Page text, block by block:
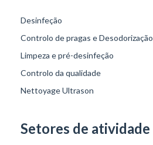
Desinfeção
Controlo de pragas e Desodorização
Limpeza e pré-desinfeção
Controlo da qualidade
Nettoyage Ultrason
Setores de atividade